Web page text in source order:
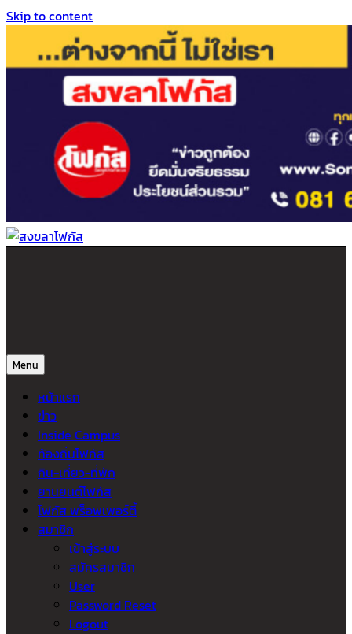
Skip to content
Menu
หน้าแรก
ข่าว
Inside Campus
ท้องถิ่นโฟกัส
กิน-เที่ยว-ที่พัก
ยานยนต์โฟกัส
โฟกัส พร็อพเพอร์ตี้
สมาชิก
เข้าสู่ระบบ
สมัครสมาชิก
User
Password Reset
Logout